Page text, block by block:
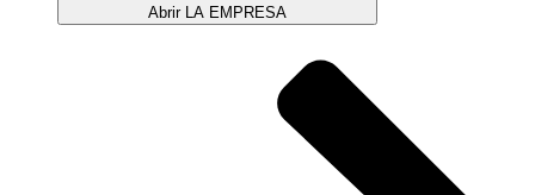
Abrir LA EMPRESA